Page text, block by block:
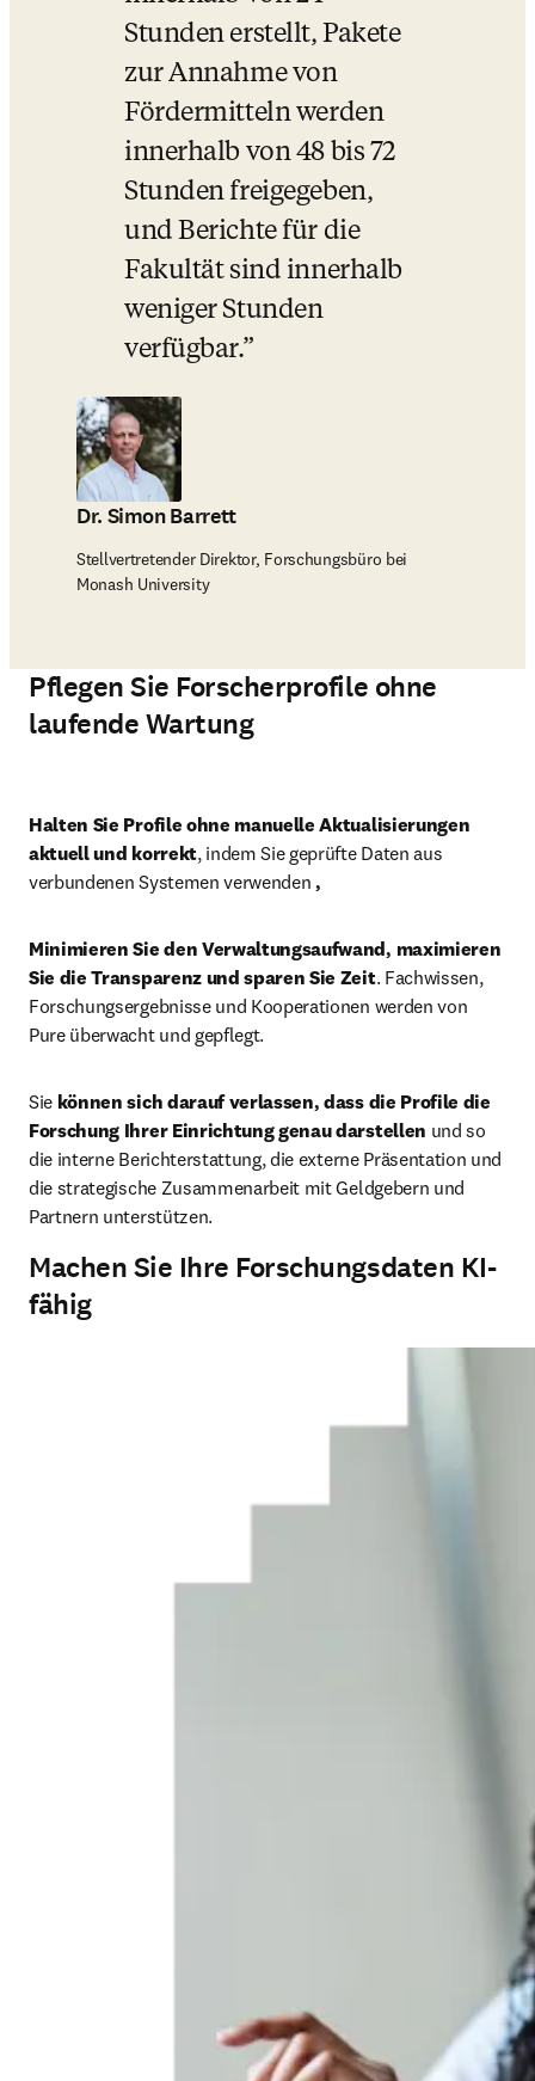
Stunden erstellt, Pakete
zur Annahme von
Fördermitteln werden
innerhalb von 48 bis 72
Stunden freigegeben,
und Berichte für die
Fakultät sind innerhalb
weniger Stunden
verfügbar.
Dr. Simon Barrett
Stellvertretender Direktor, Forschungsbüro bei
Monash University
Pflegen Sie Forscherprofile ohne
laufende Wartung
Halten Sie Profile ohne manuelle Aktualisierungen
aktuell und korrekt, indem Sie geprüfte Daten aus
verbundenen Systemen verwenden ,
Minimieren Sie den Verwaltungsaufwand, maximieren
Sie die Transparenz und sparen Sie Zeit. Fachwissen,
Forschungsergebnisse und Kooperationen werden von
Pure überwacht und gepflegt.
Sie können sich darauf verlassen, dass die Profile die
Forschung Ihrer Einrichtung genau darstellen und so
die interne Berichterstattung, die externe Präsentation und
die strategische Zusammenarbeit mit Geldgebern und
Partnern unterstützen.
Machen Sie Ihre Forschungsdaten KI-
fähig